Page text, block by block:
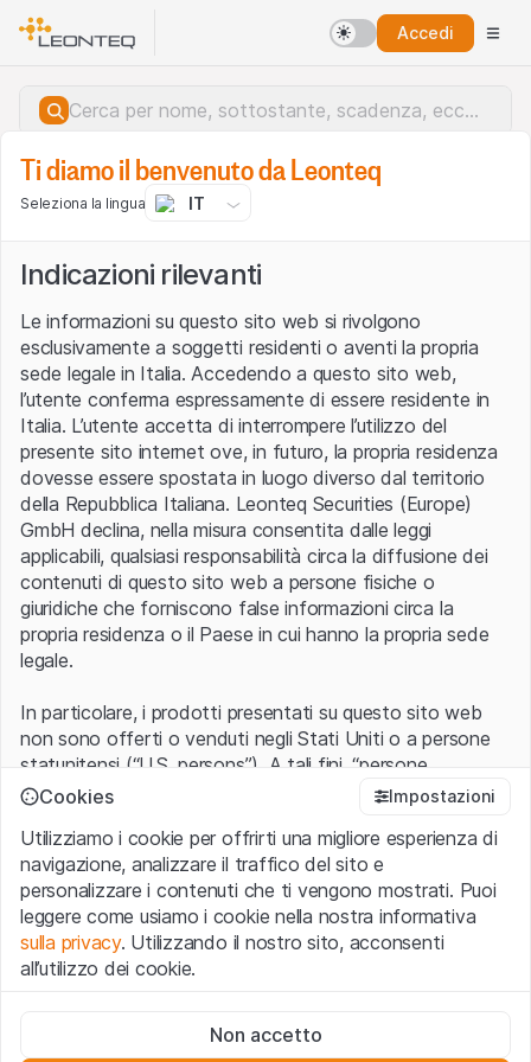
Accedi
Errore del server.
Ti diamo il benvenuto da Leonteq
Seleziona la lingua IT
Indicazioni rilevanti
Le informazioni su questo sito web si rivolgono
esclusivamente a soggetti residenti o aventi la propria
sede legale in Italia. Accedendo a questo sito web,
l’utente conferma espressamente di essere residente in
Italia. L’utente accetta di interrompere l’utilizzo del
presente sito internet ove, in futuro, la propria residenza
dovesse essere spostata in luogo diverso dal territorio
della Repubblica Italiana. Leonteq Securities (Europe)
GmbH declina, nella misura consentita dalle leggi
applicabili, qualsiasi responsabilità circa la diffusione dei
contenuti di questo sito web a persone fisiche o
giuridiche che forniscono false informazioni circa la
propria residenza o il Paese in cui hanno la propria sede
legale.
In particolare, i prodotti presentati su questo sito web
non sono offerti o venduti negli Stati Uniti o a persone
statunitensi (“U.S. persons”). A tali fini, “persone
statunitensi” vanno intese nel significato ad esse ascritto
1933 che include le persone residenti negli Stati Uniti
d’America, le società per azioni e le altre forme societarie
americane.
Condizioni di utilizzo e informazioni legali
Con l’accesso al sito web (di seguito, il “Sito”) si dichiara
avvertenze importanti e le condizioni di utilizzo ivi rese
Cookies Impostazioni
Utilizziamo i cookie per offrirti una migliore esperienza di
navigazione, analizzare il traffico del sito e
personalizzare i contenuti che ti vengono mostrati. Puoi
leggere come usiamo i cookie nella nostra informativa
sulla privacy. Utilizzando il nostro sito, acconsenti
all’utilizzo dei cookie.
Questi cookie sono necessari per il funzionamento del sito
Non accetto